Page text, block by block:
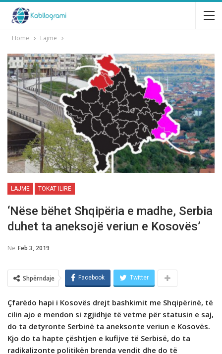
Home Lajme
LAJME TOKAT ILIRE
‘Nëse bëhet Shqipëria e madhe, Serbia
duhet ta aneksojë veriun e Kosovës’
Në Feb 3, 2019
Shpërndaje Facebook Twitter
Çfarëdo hapi i Kosovës drejt bashkimit me Shqipërinë, të
cilin ajo e mendon si zgjidhje të vetme për statusin e saj,
do ta detyronte Serbinë ta aneksonte veriun e Kosovës.
Kjo do ta hapte çështjen e kufijve të Serbisë, do ta
radikalizonte politikën brenda vendit dhe do të